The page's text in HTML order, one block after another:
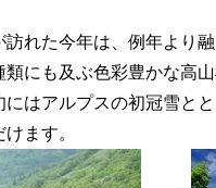
れた今年は、例年より
にも及ぶ色彩豊かな高
はアルプスの初冠雪と
ます。